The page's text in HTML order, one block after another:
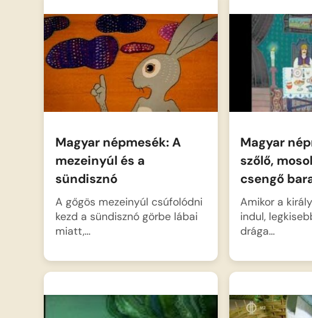
izgalmakba keveredik a
hullámzó víztükrön, miközben
a víz alatti…
nincs könnyű
kisebbségi
elefántot ugyanúgy
Magyar népmesék: A
mezeinyúl és a
sündisznó
A gőgös mezeinyúl csúfolódni
kezd a sündisznó görbe lábai
miatt,…
Magyar
szőlő,
csengő
Amikor a
indul,
drága…